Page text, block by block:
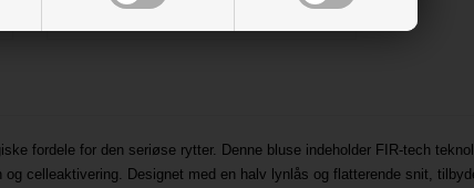
fordele for den seriøse rytter. Denne bluse indeholder FIR-tech
celleaktivering. Designet med en halv lynlås og flatterende snit,